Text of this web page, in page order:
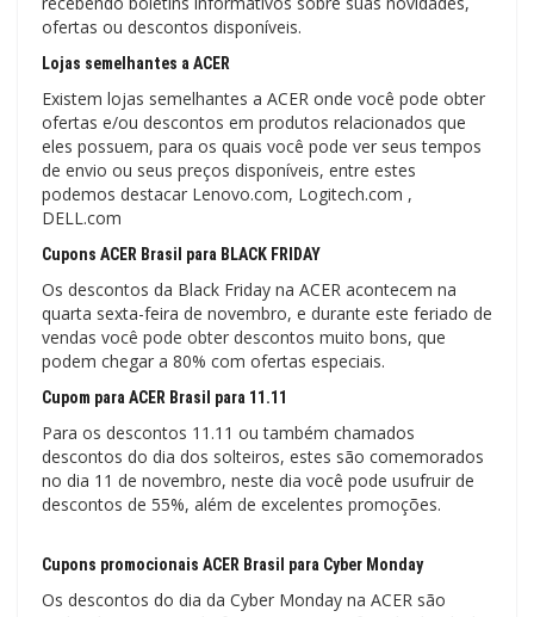
ofertas ou descontos disponíveis.
Lojas semelhantes a ACER
Existem lojas semelhantes a ACER onde você pode obter
ofertas e/ou descontos em produtos relacionados que
eles possuem, para os quais você pode ver seus tempos
de envio ou seus preços disponíveis, entre estes
podemos destacar Lenovo.com, Logitech.com ,
DELL.com
Cupons ACER Brasil para BLACK FRIDAY
Os descontos da Black Friday na ACER acontecem na
quarta sexta-feira de novembro, e durante este feriado de
vendas você pode obter descontos muito bons, que
podem chegar a 80% com ofertas especiais.
Cupom para ACER Brasil para 11.11
Para os descontos 11.11 ou também chamados
descontos do dia dos solteiros, estes são comemorados
no dia 11 de novembro, neste dia você pode usufruir de
descontos de 55%, além de excelentes promoções.
Cupons promocionais ACER Brasil para Cyber ​​Monday
Os descontos do dia da Cyber ​​Monday na ACER são